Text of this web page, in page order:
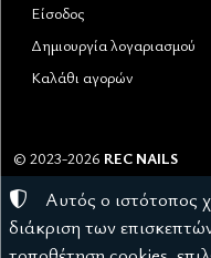
Είσοδος
Δημιουργία λογαριασμού
Καλάθι αγορών
© 2023-2026 REC NAILS
Αριθμός ΓΕΜΗ:
Όροι χρήσης • Πολιτική
Ρυθμίσεις cookies
Αυτός ο ιστότοπος
διάκριση των